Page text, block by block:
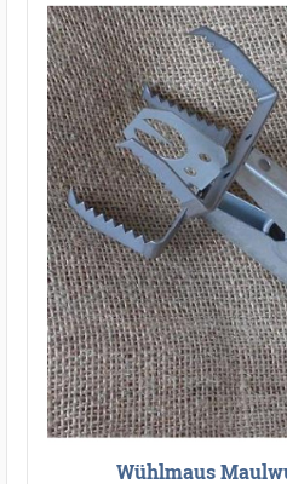
Wühlmaus